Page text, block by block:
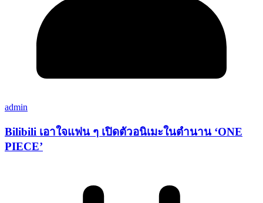
admin
Bilibili เอาใจแฟน ๆ เปิดตัวอนิเมะในตำนาน ‘ONE
PIECE’